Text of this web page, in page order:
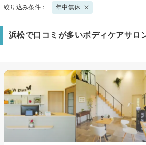
絞り込み条件： 年中無休
浜松で口コミが多いボディケアサロ